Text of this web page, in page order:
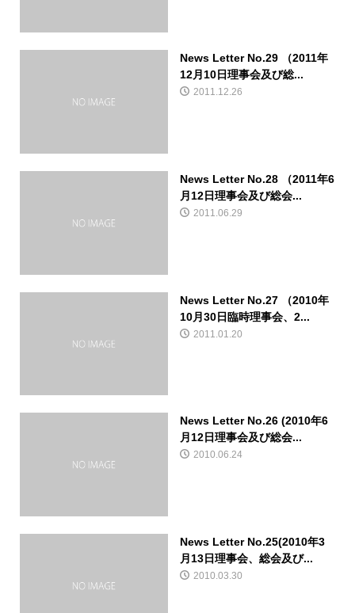
News Letter No.29 （2011年
12月10日理事会及び総...
2011.12.26
News Letter No.28 （2011年6
月12日理事会及び総会...
2011.06.29
News Letter No.27 （2010年
10月30日臨時理事会、2...
2011.01.20
News Letter No.26 (2010年6
月12日理事会及び総会...
2010.06.24
News Letter No.25(2010年3
月13日理事会、総会及び...
2010.03.30